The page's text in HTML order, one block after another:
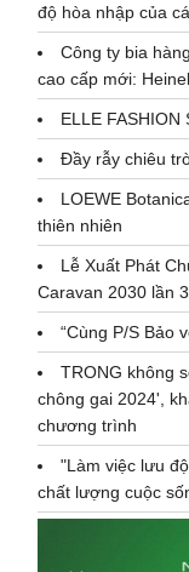
độ hòa nhập của
Công ty bia
cao cấp mới:
ELLE
Đầy rẫy chiêu
LOEWE
thiên nhiên
Lễ Xuất Phát
Caravan 2030 lần
“Cùng P/S Bảo
TRONG không
chông gai 2024',
chương trình
"Làm việc lưu
chất lượng cuộc